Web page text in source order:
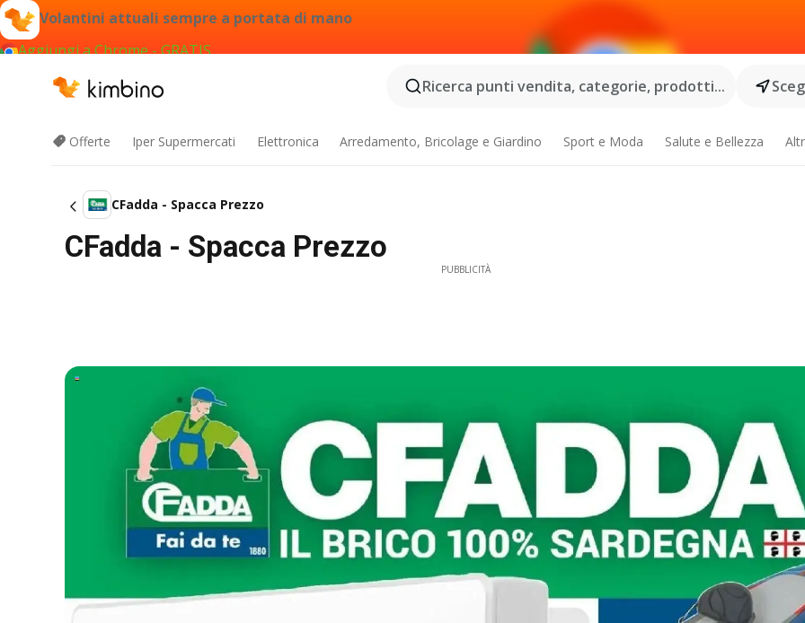
Volantini attuali sempre a portata di mano
Aggiungi a Chrome - GRATIS
Ricerca punti vendita, categorie, prodotti...
Offerte Iper Supermercati Elettronica Arredamento, Bricolage e Giardino Sport e Moda Salute e Bellezza
CFadda - Spacca Prezzo
CFadda - Spacca Prezzo
PUBBLICITÀ